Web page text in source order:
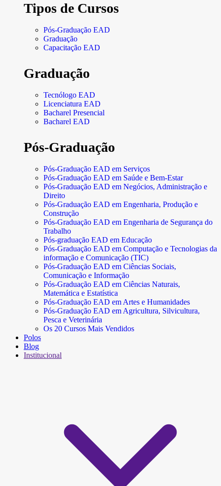
Tipos de Cursos
Pós-Graduação EAD
Graduação
Capacitação EAD
Graduação
Tecnólogo EAD
Licenciatura EAD
Bacharel Presencial
Bacharel EAD
Pós-Graduação
Pós-Graduação EAD em Serviços
Pós-Graduação EAD em Saúde e Bem-Estar
Pós-Graduação EAD em Negócios, Administração e
Direito
Pós-Graduação EAD em Engenharia, Produção e
Construção
Pós-Graduação EAD em Engenharia de Segurança do
Trabalho
Pós-graduação EAD em Educação
Pós-Graduação EAD em Computação e Tecnologias da
informação e Comunicação (TIC)
Pós-Graduação EAD em Ciências Sociais,
Comunicação e Informação
Pós-Graduação EAD em Ciências Naturais,
Matemática e Estatística
Pós-Graduação EAD em Artes e Humanidades
Pós-Graduação EAD em Agricultura, Silvicultura,
Pesca e Veterinária
Os 20 Cursos Mais Vendidos
Polos
Blog
Institucional